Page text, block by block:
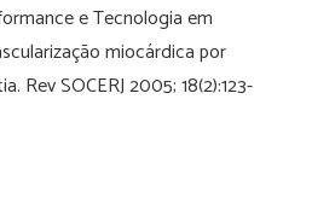
e Tecnologia em
miocárdica por
Rev SOCERJ 2005; 18(2):123-